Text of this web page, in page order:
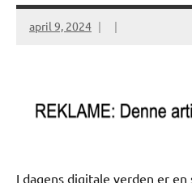
april 9, 2024
I dagens digitale verden er